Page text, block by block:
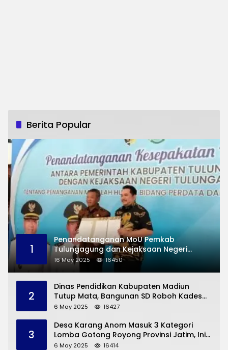
Berita Popular
1
Penandatanganan MoU Pemkab
Tulungagung dan Kejaksaan Negeri
Permasalahan Hukum
16 May 2025 16450
2
Dinas Pendidikan Kabupaten Madiun
Tutup Mata, Bangunan SD Roboh Kades
Dermorejo Bangun Pakai Dana Pribadi
6 May 2025 16427
3
Desa Karang Anom Masuk 3 Kategori
Lomba Gotong Royong Provinsi Jatim, Ini
yang Disampaikan Sekda Trenggalek
6 May 2025 16414